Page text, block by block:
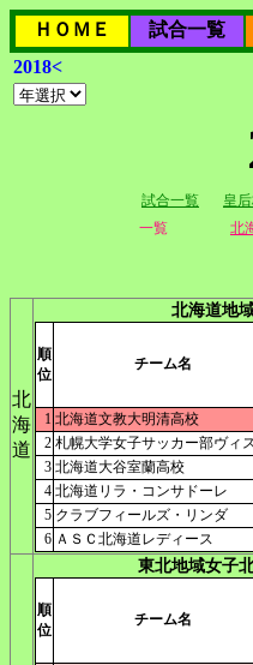
ＨＯＭＥ 試合一覧
2018<
試合一覧 皇
一覧
北
北
海
道
北海道地
順
位
チーム名
1 北海道文教大明清高校
2 札幌大学女子サッカー部ヴィ
3 北海道大谷室蘭高校
4 北海道リラ・コンサドーレ
5 クラブフィールズ・リンダ
6 ＡＳＣ北海道レディース
東北地域女子
順
位
チーム名